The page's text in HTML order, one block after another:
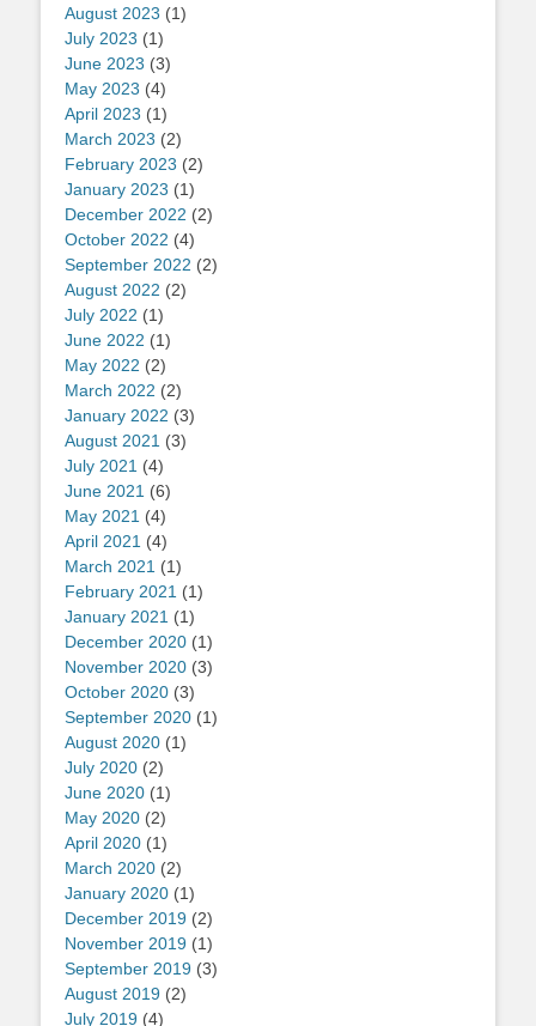
August 2023 (1)
July 2023 (1)
June 2023 (3)
May 2023 (4)
April 2023 (1)
March 2023 (2)
February 2023 (2)
January 2023 (1)
December 2022 (2)
October 2022 (4)
September 2022 (2)
August 2022 (2)
July 2022 (1)
June 2022 (1)
May 2022 (2)
March 2022 (2)
January 2022 (3)
August 2021 (3)
July 2021 (4)
June 2021 (6)
May 2021 (4)
April 2021 (4)
March 2021 (1)
February 2021 (1)
January 2021 (1)
December 2020 (1)
November 2020 (3)
October 2020 (3)
September 2020 (1)
August 2020 (1)
July 2020 (2)
June 2020 (1)
May 2020 (2)
April 2020 (1)
March 2020 (2)
January 2020 (1)
December 2019 (2)
November 2019 (1)
September 2019 (3)
August 2019 (2)
July 2019 (4)